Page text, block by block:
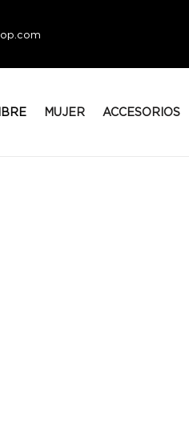
MUJER ACCESORIOS